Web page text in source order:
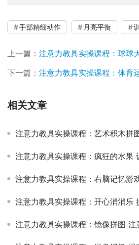
手部精细动作 月亮平衡
上一篇： 注意力教具实操课程：球球大作图 手
下一篇： 注意力教具实操课程：体育运动
相关文章
注意力教具实操课程：艺术积木拼
注意力教具实操课程：疯狂的水果 训
注意力教具实操课程：右脑记忆游
注意力教具实操课程：开心消消乐 提高记
注意力教具实操课程：镜像拼图 注意力